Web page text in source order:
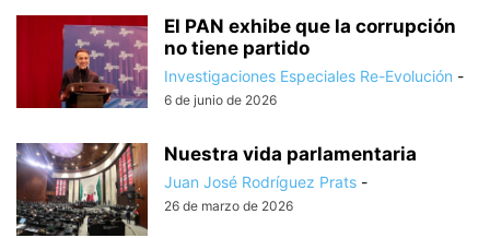
El PAN exhibe que la corrupción
no tiene partido
Investigaciones Especiales Re-Evolución -
6 de junio de 2026
Nuestra vida parlamentaria
Juan José Rodríguez Prats -
26 de marzo de 2026